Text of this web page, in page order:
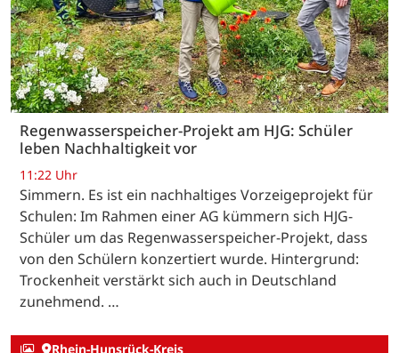
Regenwasserspeicher-Projekt am HJG: Schüler
leben Nachhaltigkeit vor
11:22 Uhr
Simmern. Es ist ein nachhaltiges Vorzeigeprojekt für
Schulen: Im Rahmen einer AG kümmern sich HJG-
Schüler um das Regenwasserspeicher-Projekt, dass
von den Schülern konzertiert wurde. Hintergrund:
Trockenheit verstärkt sich auch in Deutschland
zunehmend. …
Rhein-Hunsrück-Kreis